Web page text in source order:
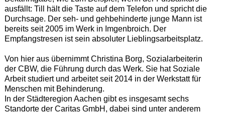
ausfällt: Till hält die Taste auf dem Telefon und spricht die
Durchsage. Der seh- und gehbehinderte junge Mann ist
bereits seit 2005 im Werk in Imgenbroich. Der
Empfangstresen ist sein absoluter Lieblingsarbeitsplatz.
Von hier aus übernimmt Christina Borg, Sozialarbeiterin
der CBW, die Führung durch das Werk. Sie hat Soziale
Arbeit studiert und arbeitet seit 2014 in der Werkstatt für
Menschen mit Behinderung.
In der Städteregion Aachen gibt es insgesamt sechs
Standorte der Caritas GmbH, dabei sind unter anderem